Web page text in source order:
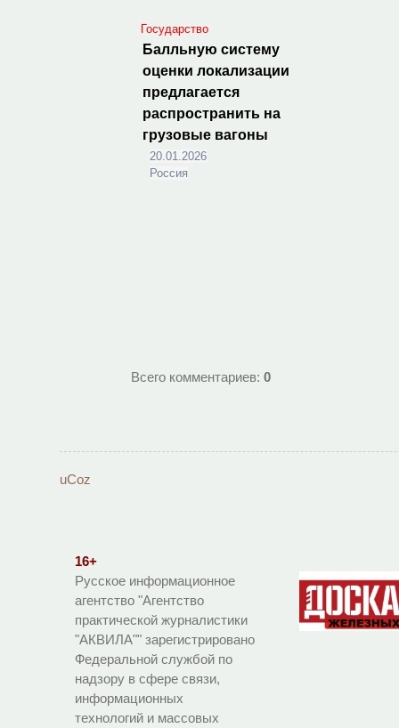
Государство
Балльную систему
оценки локализации
предлагается
распространить на
грузовые вагоны
20.01.2026
Россия
Всего комментариев:0
uCoz
16+
Русское информационное
агентство "Агентство
практической журналистики
"АКВИЛА"" зарегистрировано
Федеральной службой по
надзору в сфере связи,
информационных
технологий и массовых